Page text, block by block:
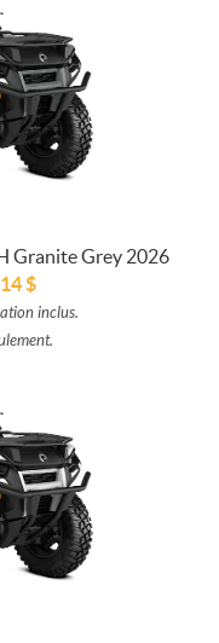
Granite Grey 2026
$
inclus.